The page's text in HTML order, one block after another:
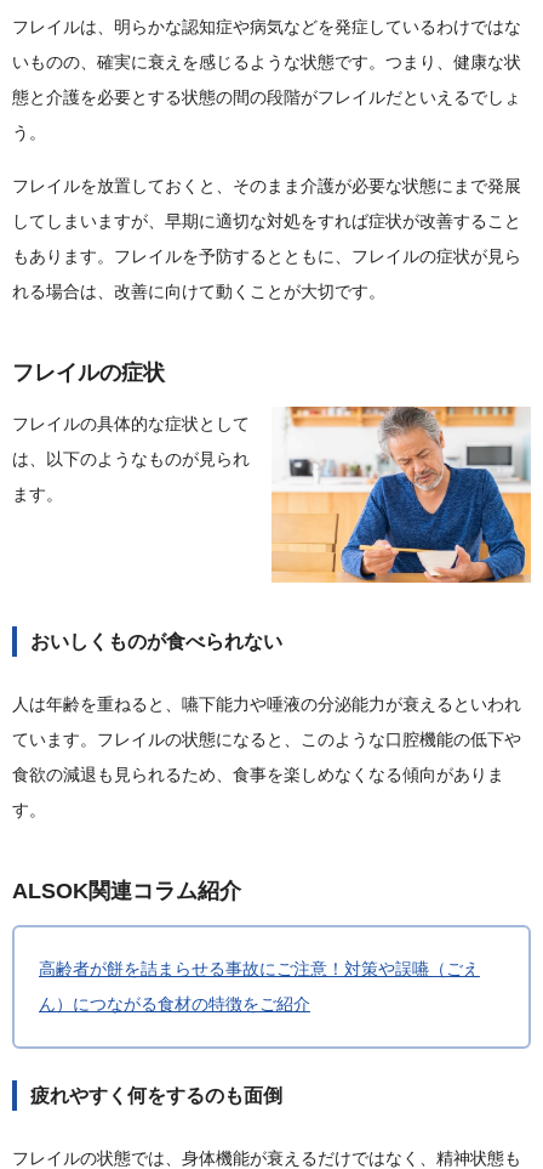
フレイルは、明らかな認知症や病気などを発症しているわけではな
いものの、確実に衰えを感じるような状態です。つまり、健康な状
態と介護を必要とする状態の間の段階がフレイルだといえるでしょ
う。
フレイルを放置しておくと、そのまま介護が必要な状態にまで発展
してしまいますが、早期に適切な対処をすれば症状が改善すること
もあります。フレイルを予防するとともに、フレイルの症状が見ら
れる場合は、改善に向けて動くことが大切です。
フレイルの症状
フレイルの具体的な症状として
は、以下のようなものが見られ
ます。
おいしくものが食べられない
人は年齢を重ねると、嚥下能力や唾液の分泌能力が衰えるといわれ
ています。フレイルの状態になると、このような口腔機能の低下や
食欲の減退も見られるため、食事を楽しめなくなる傾向がありま
す。
ALSOK関連コラム紹介
高齢者が餅を詰まらせる事故にご注意！対策や誤嚥（ごえ
ん）につながる食材の特徴をご紹介
疲れやすく何をするのも面倒
フレイルの状態では、身体機能が衰えるだけではなく、精神状態も